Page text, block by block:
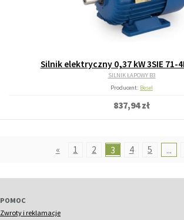
Silnik elektryczny 0,37 kW 3SIE 71-
SILNIK ŁAPOWY B3
Producent: Besel
837,94 zł
« 1 2 3 4 5 ...
POMOC
Zwroty i reklamacje